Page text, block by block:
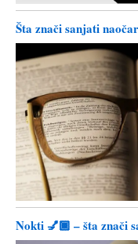
Šta znači sanjati
Nokti 💅🏾 – šta znači